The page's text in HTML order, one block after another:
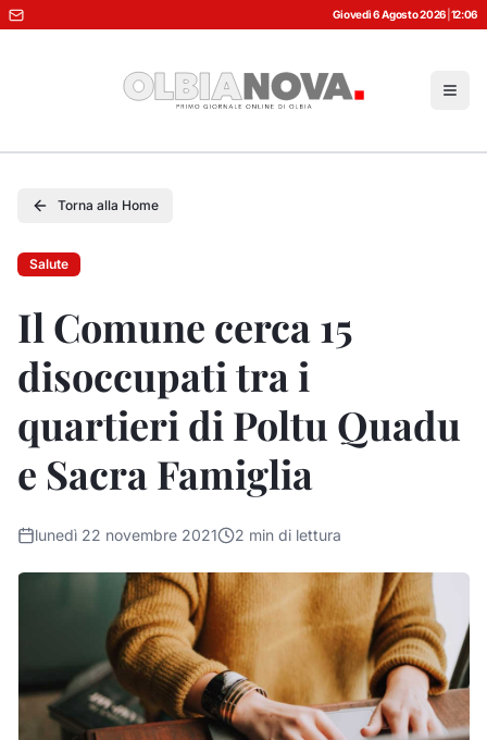
Giovedì 6 Agosto 2026 12:06
Torna alla Home
Salute
Il Comune cerca 15
disoccupati tra i
quartieri di Poltu Quadu
e Sacra Famiglia
lunedì 22 novembre 2021 2 min di lettura